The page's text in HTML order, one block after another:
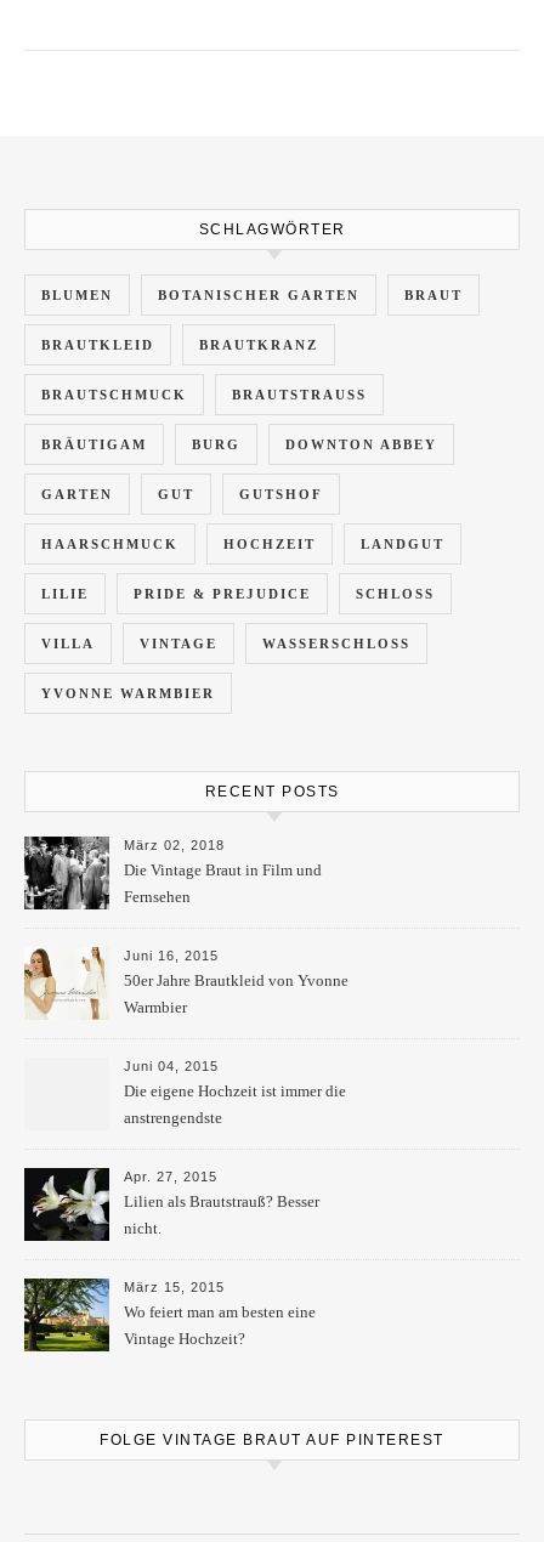
SCHLAGWÖRTER
BLUMEN BOTANISCHER GARTEN BRAUT
BRAUTKLEID BRAUTKRANZ
BRAUTSCHMUCK BRAUTSTRAUSS
BRÄUTIGAM BURG DOWNTON ABBEY
GARTEN GUT GUTSHOF
HAARSCHMUCK HOCHZEIT LANDGUT
LILIE PRIDE & PREJUDICE SCHLOSS
VILLA VINTAGE WASSERSCHLOSS
YVONNE WARMBIER
RECENT POSTS
März 02, 2018
Die Vintage Braut in Film und
Fernsehen
Juni 16, 2015
50er Jahre Brautkleid von Yvonne
Warmbier
Juni 04, 2015
Die eigene Hochzeit ist immer die
anstrengendste
Apr. 27, 2015
Lilien als Brautstrauß? Besser
nicht.
März 15, 2015
Wo feiert man am besten eine
Vintage Hochzeit?
FOLGE VINTAGE BRAUT AUF PINTEREST